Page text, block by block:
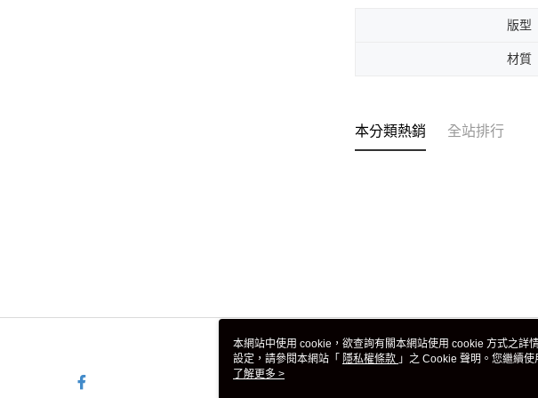
版型
材質
本分類熱銷 全站排行
關於我們
本網站中使用 cookie，欲查詢有關本網站使用 cookie 方式之詳
設定，請參閱本網站「 隱私權條款 」之 Cookie 聲明。您繼續
使用 cookie。
了解更多 >